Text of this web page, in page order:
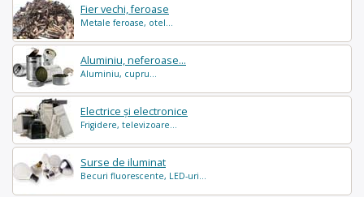
Fier vechi, feroase
Metale feroase, otel...
Aluminiu, neferoase...
Aluminiu, cupru...
Electrice și electronice
Frigidere, televizoare...
Surse de iluminat
Becuri fluorescente, LED-uri...